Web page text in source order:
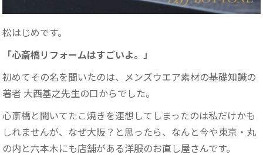
松はじめです。
「心斎橋リフォームはすごいよ。」
初めてその名を聞いたのは、メンズウエア素材の基礎知識の
著者 大西基之先生の口からでした。
心斎橋と聞いてたこ焼きを連想してしまったのは私だけかも
しれませんが、なぜ大阪？と思ったら、なんと今や東京・丸
の内と六本木にも店舗がある洋服のお直し屋さんです。